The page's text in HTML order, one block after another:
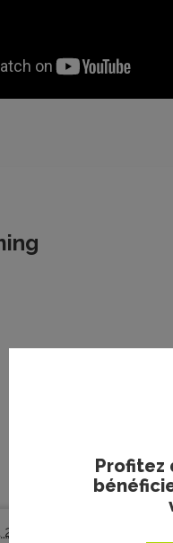
Profitez